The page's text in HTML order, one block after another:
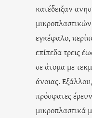
κατέδειξαν
εγκέφαλο,
επίπεδα τρεις
σε άτομα με
άνοιας.
πρόσφατες
μικροπλαστικά